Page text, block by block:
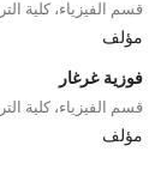
قسم الفيزياء، كلية
مؤلف
فوزية غرغار
قسم الفيزياء، كلية
مؤلف